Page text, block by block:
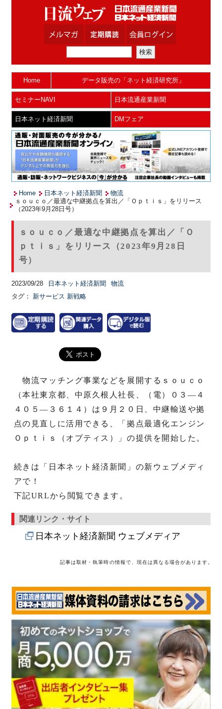
Home データ販売の「ネット経済研究所」
セミナーNAVI 日本流通産業新聞
日本ネット経済新聞 DMフェア
Home 日本ネット経済新聞
物流
ｓｏｕｃｏ／最適な中継拠点を算出／「Ｏｐｔｉｓ」をリリース
（2023年9月28日号）
ｓｏｕｃｏ／最適な中継拠点を算出／「Ｏ
ｐｔｉｓ」をリリース（2023年9月28日
号）
2023/09/28 日本ネット経済新聞
物流
タグ：
新サービス 新戦略
物流マッチング事業などを展開するｓｏｕｃｏ
（本社東京都、中原久根人社長、（電）０３―４
４０５―３６１４）は９月２０日、中継輸送や拠
点の見直しに活用できる、「拠点最適化エンジン
Ｏｐｔｉｓ（オプティス）」の提供を開始した。
続きは「日本ネット経済新聞」の新ウェブメディ
アで！
下記URLから閲覧できます。
関連リンク・サイト
日本ネット経済新聞 ウェブメディア
記事は取材・執筆時の情報で、現在は異なる場合があります。